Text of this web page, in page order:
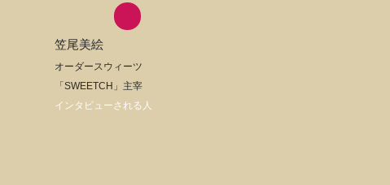
笠尾美絵
オーダースウィーツ
「SWEETCH」主宰
インタビューされる人